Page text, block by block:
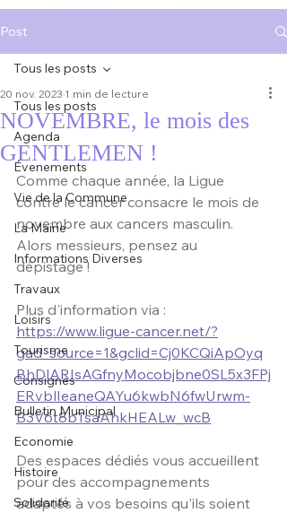
Post
Tous les posts
Agenda
Évenements
Vie de la Commune
La Mairie
Informations Diverses
Travaux
Loisirs
Tourisme
Consignes
Bulletin Municipal
Economie
Histoire
Solidarité
Tous les posts
NOVEMBRE, le mois des
GENTLEMEN !
20 nov. 2023 1 min de lecture
Comme chaque année, la Ligue
contre le cancer consacre le mois de
novembre aux cancers masculin.
Alors messieurs, pensez au
dépistage !
Plus d'information via :
https://www.ligue-cancer.net/?
gad_source=1&gclid=Cj0KCQiApOyq
BhDlARIsAGfnyMocobjbne0SL5x3FPj
ERvblIeaneQAYu6kwbN6fwUrwm-
B3V6t8bTsaAhkHEALw_wcB
Des espaces dédiés vous accueillent
pour des accompagnements
adaptés à vos besoins qu'ils soient